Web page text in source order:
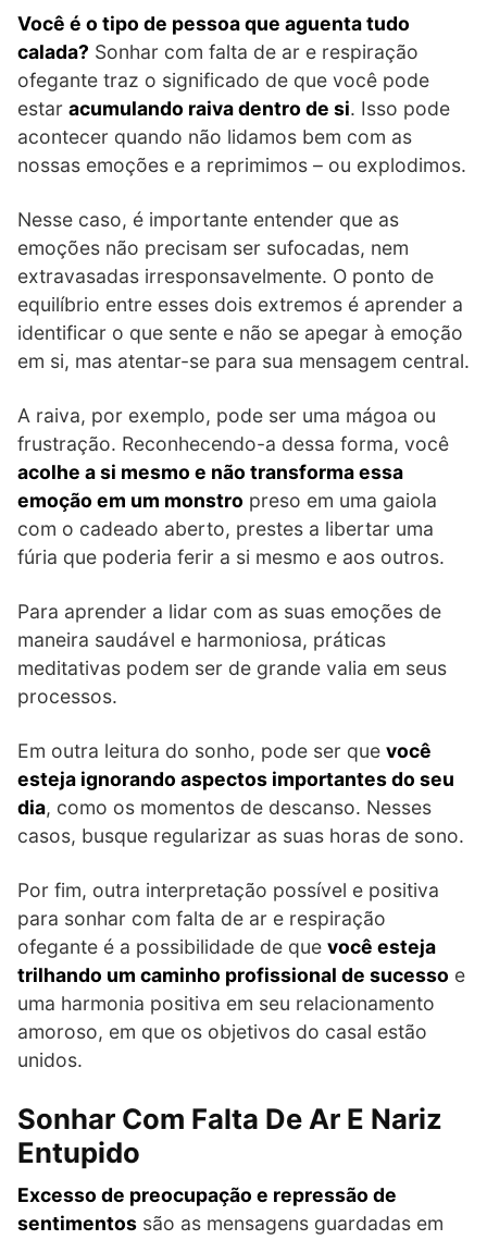
Você é o tipo de pessoa que aguenta tudo
calada? Sonhar com falta de ar e respiração
ofegante traz o significado de que você pode
estar acumulando raiva dentro de si. Isso pode
acontecer quando não lidamos bem com as
nossas emoções e a reprimimos – ou explodimos.
Nesse caso, é importante entender que as
emoções não precisam ser sufocadas, nem
extravasadas irresponsavelmente. O ponto de
equilíbrio entre esses dois extremos é aprender a
identificar o que sente e não se apegar à emoção
em si, mas atentar-se para sua mensagem central.
A raiva, por exemplo, pode ser uma mágoa ou
frustração. Reconhecendo-a dessa forma, você
acolhe a si mesmo e não transforma essa
emoção em um monstro preso em uma gaiola
com o cadeado aberto, prestes a libertar uma
fúria que poderia ferir a si mesmo e aos outros.
Para aprender a lidar com as suas emoções de
maneira saudável e harmoniosa, práticas
meditativas podem ser de grande valia em seus
processos.
Em outra leitura do sonho, pode ser que você
esteja ignorando aspectos importantes do seu
dia, como os momentos de descanso. Nesses
casos, busque regularizar as suas horas de sono.
Por fim, outra interpretação possível e positiva
para sonhar com falta de ar e respiração
ofegante é a possibilidade de que você esteja
trilhando um caminho profissional de sucesso e
uma harmonia positiva em seu relacionamento
amoroso, em que os objetivos do casal estão
unidos.
Sonhar Com Falta De Ar E Nariz
Entupido
Excesso de preocupação e repressão de
sentimentos são as mensagens guardadas em